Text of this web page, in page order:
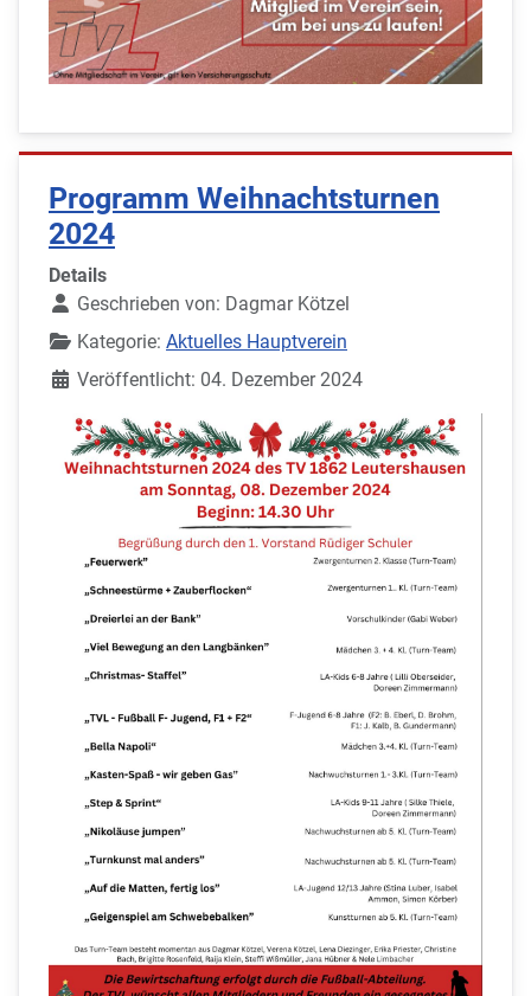
Programm Weihnachtsturnen
2024
Details
Geschrieben von: Dagmar Kötzel
Kategorie: Aktuelles Hauptverein
Veröffentlicht: 04. Dezember 2024